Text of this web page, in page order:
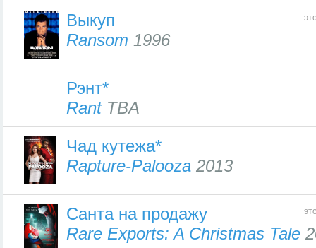
Выкуп
Ransom 1996
Рэнт*
RantTBA
Чад кутежа*
Rapture-Palooza 2013
Санта на продажу
Rare Exports: A Christmas Tale